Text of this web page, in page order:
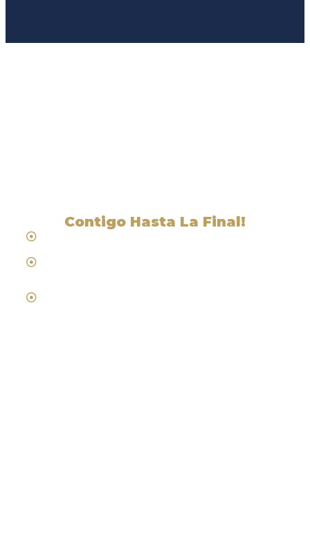
Contigo Hasta La Final!